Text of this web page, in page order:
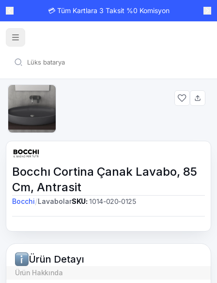
💳 Tüm Kartlara 3 Taksit %0 Komisyon
Bocchı Cortina Çanak Lavabo, 85
Cm, Antrasit
Bocchi/LavabolarSKU: 1014-020-0125
Ürün Detayı
Ürün Hakkında